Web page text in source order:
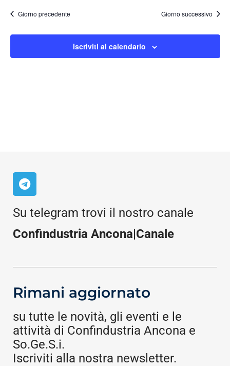
Giorno precedente Giorno successivo
Iscriviti al calendario
Su telegram trovi il nostro canale
Confindustria Ancona|Canale
Rimani aggiornato
su tutte le novità, gli eventi e le
attività di Confindustria Ancona e
So.Ge.S.i.
Iscriviti alla nostra newsletter.